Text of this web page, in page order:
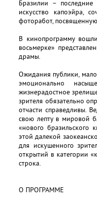
Бразилии –
искусство капоэйра,
фоторабот,
В кинопрограмму
восьмерке»
драмы.
Ожидания публики,
эмоционально
жизнерадостное
зрителя обязательно
отчасти справедливы.
свою лепту в мировой
«нового бразильского
этой далекой
для искушенного
открытий в категории
строка.
О ПРОГРАММЕ